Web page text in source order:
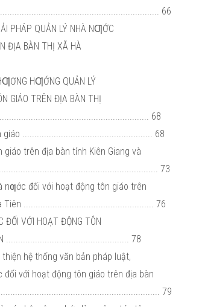
66
PHÁP QUẢN LÝ NHÀ NƢỚC
ĐỊA BÀN THỊ XÃ HÀ
HƢỚNG QUẢN LÝ
GIÁO TRÊN ĐỊA BÀN THỊ
68
...................................................... 68
trên địa bàn tỉnh Kiên Giang và
73
nƣớc đối với hoạt động tôn giáo trên
Tiên ...................................................... 76
ĐỐI VỚI HOẠT ĐỘNG TÔN
................................................... 78
hệ thống văn bản pháp luật,
với hoạt động tôn giáo trên địa bàn
79